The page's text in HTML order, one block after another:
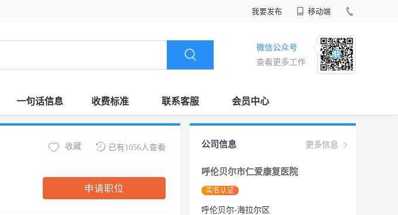
我要发布 移动端
微信公众号
查看更多工作
一句话信息 收费标准 联系客服 会员中心
已有1056人查看
收藏
申请职位
更多信息
公司信息
呼伦贝尔市仁爱康复医院
实名认证
呼伦贝尔-海拉尔区